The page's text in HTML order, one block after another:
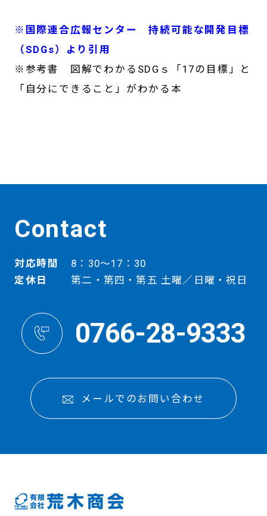
※国際連合広報センター 持続可能な開発目標
（SDGs）より引用
※参考書 図解でわかるSDGｓ「17の目標」と
「自分にできること」がわかる本
Contact
対応時間
8：30～17：30
定休日
第二・第四・第五 土曜／日曜・祝日
0766-28-9333
メールでのお問い合わせ